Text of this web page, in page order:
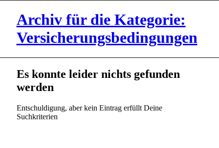
Archiv für die Kategorie:
Versicherungsbedingungen
Es konnte leider nichts gefunden
werden
Entschuldigung, aber kein Eintrag erfüllt Deine
Suchkriterien